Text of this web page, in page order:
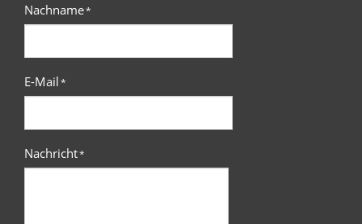
Nachname*
E-Mail*
Nachricht*